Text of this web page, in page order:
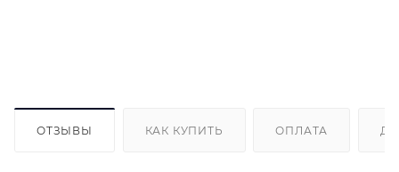
ОТЗЫВЫ КАК КУПИТЬ ОПЛАТА